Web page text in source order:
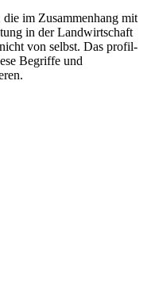
im Zusammenhang mit
in der Landwirtschaft
von selbst. Das profil-
Begriffe und